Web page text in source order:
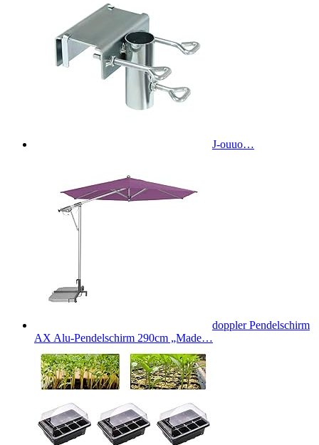
J-ouuo…
doppler Pendelschirm
AX Alu-Pendelschirm 290cm „Made…